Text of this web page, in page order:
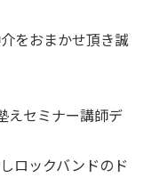
をおまかせ頂き誠
えセミナー講師デ
ロックバンドのド